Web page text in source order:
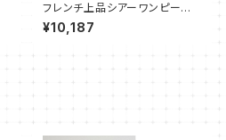
フレンチ上品シアーワンピース×
キャミワンピ 2点セット
¥10,187